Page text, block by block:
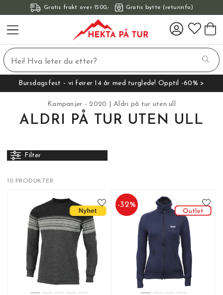
Gratis frakt over 1500,- Gratis bytte (returinfo)
Bursdagsfest - vi feirer 14 år med turglede! Opptil -60% >
Kampanjer - 2020 Aldri på tur uten ull
ALDRI PÅ TUR UTEN ULL
Filter
10 PRODUKTER
-32%